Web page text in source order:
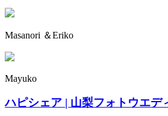
Masanori ＆Eriko
Mayuko
ハピシェア | 山梨フォトウエデ